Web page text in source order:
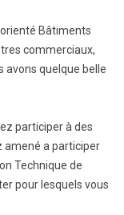
Bâtiments
commerciaux,
avons quelque belle
participer à des
amené a participer
Technique de
pour lesquels vous